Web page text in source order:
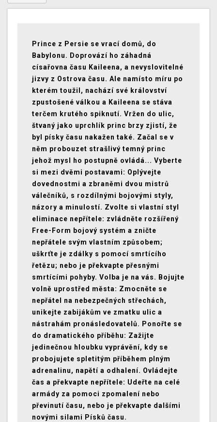
Prince z Persie se vrací domů, do
Babylonu. Doprovází ho záhadná
císařovna času Kaileena, a nevyslovitelné
jizvy z Ostrova času. Ale namísto míru po
kterém toužil, nachází své království
zpustošené válkou a Kaileena se stáva
terčem krutého spiknutí. Vržen do ulic,
štvaný jako uprchlík princ brzy zjistí, že
byl písky času nakažen také. Začal se v
něm probouzet strašlivý temný princ
jehož mysl ho postupně ovládá... Vyberte
si mezi dvěmi postavami: Oplývejte
dovednostmi a zbraněmi dvou mistrů
válečníků, s rozdílnými bojovými styly,
názory a minulostí. Zvolte si vlastní styl
eliminace nepřítele: zvládněte rozšířený
Free-Form bojový systém a zničte
nepřátele svým vlastním způsobem;
uškrťte je zdálky s pomocí smrtícího
řetězu; nebo je překvapte přesnými
smrtícími pohyby. Volba je na vás. Bojujte
volně uprostřed města: Zmocněte se
nepřátel na nebezpečných střechách,
unikejte zabijákům ve zmatku ulic a
nástrahám pronásledovatelů. Ponořte se
do dramatického příběhu: Zažijte
jedinečnou hloubku vyprávění, kdy se
probojujete spletitým příběhem plným
adrenalinu, napětí a odhalení. Ovládejte
čas a překvapte nepřítele: Udeřte na celé
armády za pomoci zpomalení nebo
převinutí času, nebo je překvapte dalšími
novými silami Písků času.